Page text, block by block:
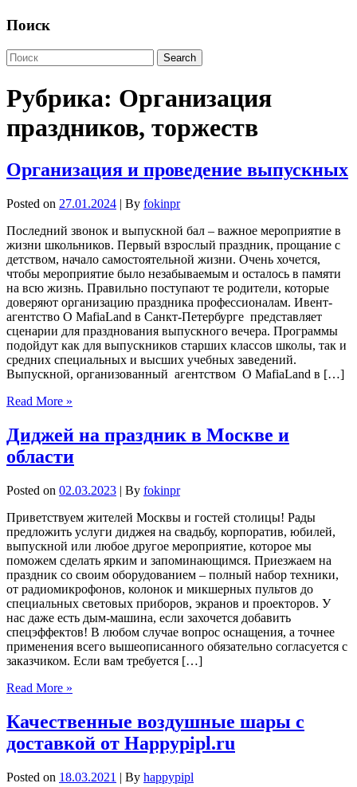
Поиск
Рубрика: Организация
праздников, торжеств
Организация и проведение выпускных
Posted on 27.01.2024 | By fokinpr
Последний звонок и выпускной бал – важное мероприятие в
жизни школьников. Первый взрослый праздник, прощание с
детством, начало самостоятельной жизни. Очень хочется,
чтобы мероприятие было незабываемым и осталось в памяти
на всю жизнь. Правильно поступают те родители, которые
доверяют организацию праздника профессионалам. Ивент-
агентство О MafiaLand в Санкт-Петербурге представляет
сценарии для празднования выпускного вечера. Программы
подойдут как для выпускников старших классов школы, так и
средних специальных и высших учебных заведений.
Выпускной, организованный агентством О MafiaLand в […]
Read More »
Диджей на праздник в Москве и
области
Posted on 02.03.2023 | By fokinpr
Приветствуем жителей Москвы и гостей столицы! Рады
предложить услуги диджея на свадьбу, корпоратив, юбилей,
выпускной или любое другое мероприятие, которое мы
поможем сделать ярким и запоминающимся. Приезжаем на
праздник со своим оборудованием – полный набор техники,
от радиомикрофонов, колонок и микшерных пультов до
специальных световых приборов, экранов и проекторов. У
нас даже есть дым-машина, если захочется добавить
спецэффектов! В любом случае вопрос оснащения, а точнее
применения всего вышеописанного обязательно согласуется с
заказчиком. Если вам требуется […]
Read More »
Качественные воздушные шары с
доставкой от Happypipl.ru
Posted on 18.03.2021 | By happypipl